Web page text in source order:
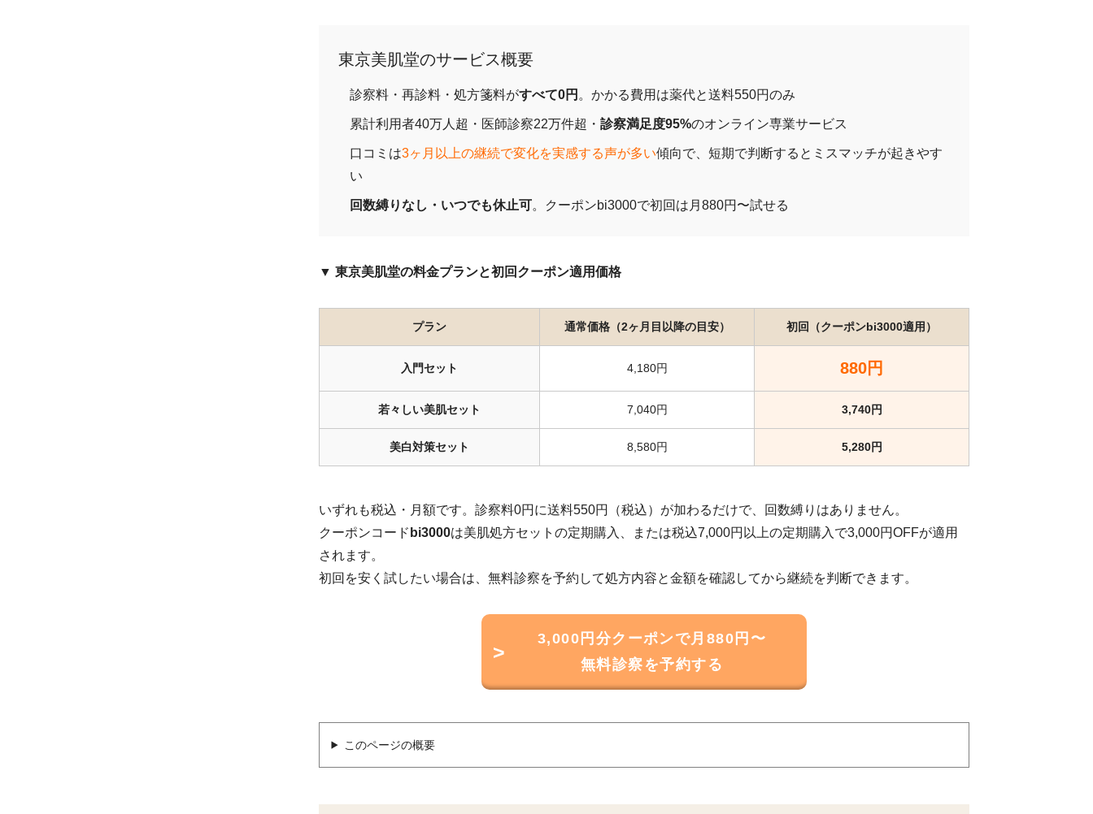
東京美肌堂のサービス概要
診察料・再診料・処方箋料がすべて0円 。かかる費用は薬代と送料550円のみ
累計利用者40万人超・医師診察22万件超・ 診察満足度95%のオンライン専業サービス
口コミは3ヶ月以上の継続で変化を実感する声が多い傾向で、短期で判断するとミスマッチが起きやす
い
回数縛りなし・いつでも休止可 。クーポンbi3000で初回は月880円〜試せる
▼ 東京美肌堂の料金プランと初回クーポン適用価格
プラン 通常価格（2ヶ月目以降の目安） 初回（クーポンbi3000適用）
入門セット 4,180円 880円
若々しい美肌セット 7,040円 3,740円
美白対策セット 8,580円 5,280円
いずれも税込・月額です。診察料0円に送料550円（税込）が加わるだけで、回数縛りはありません。
クーポンコード bi3000は美肌処方セットの定期購入、または税込7,000円以上の定期購入で3,000円OFFが適用
されます。
初回を安く試したい場合は、無料診察を予約して処方内容と金額を確認してから継続を判断できます。
>
3,000円分クーポンで月880円〜
無料診察を予約する
このページの概要